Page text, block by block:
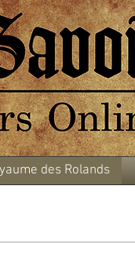
des Rolands